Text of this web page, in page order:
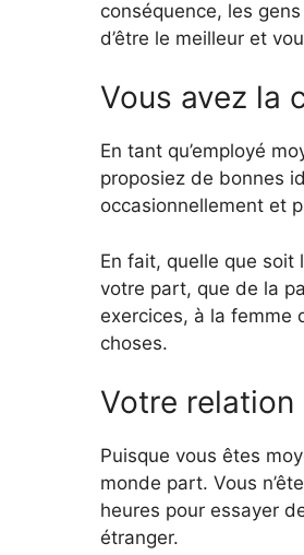
conséquence, les
d’être le meilleur et
Vous avez la
En tant qu’employé
proposiez de bonnes
occasionnellement et
En fait, quelle que soit
votre part, que de la
exercices, à la femme
choses.
Votre relation
Puisque vous êtes
monde part. Vous
heures pour essayer
étranger.